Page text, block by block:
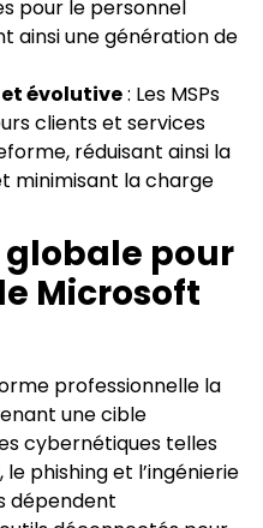
pour le personnel
ainsi une génération de
évolutive: Les MSPs
clients et services
réduisant ainsi la
minimisant la charge
globale pour
Microsoft
professionnelle la
une cible
cybernétiques telles
phishing et l’ingénierie
dépendent